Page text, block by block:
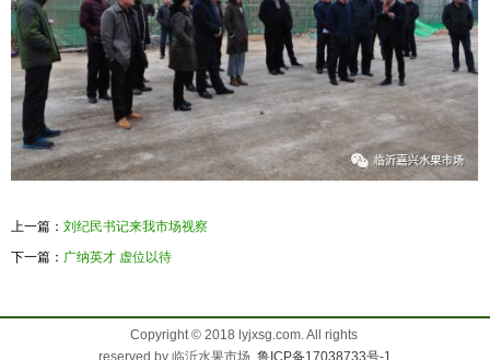
上一篇： 刘纪民书记来我市场视察
下一篇： 广纳英才 虚位以待
Copyright © 2018 lyjxsg.com. All rights